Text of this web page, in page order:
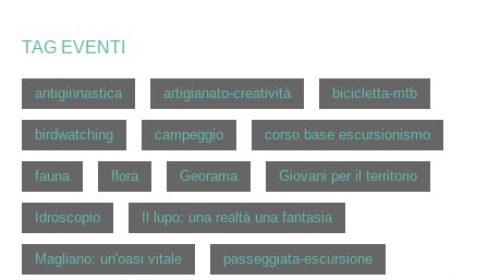
TAG EVENTI
antiginnastica artigianato-creatività bicicletta-mtb
birdwatching campeggio corso base escursionismo
fauna flora Georama Giovani per il territorio
Idroscopio Il lupo: una realtà una fantasia
Magliano: un'oasi vitale passeggiata-escursione